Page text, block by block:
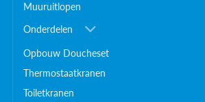
Muuruitlopen
Onderdelen
Opbouw Doucheset
Thermostaatkranen
Toiletkranen